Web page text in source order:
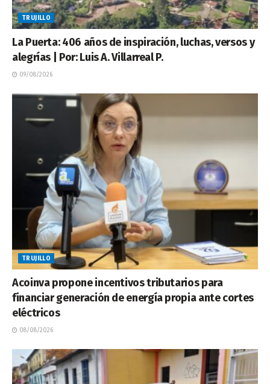
TRUJILLO
La Puerta: 406 años de inspiración, luchas, versos y
alegrías | Por: Luis A. Villarreal P.
09/08/2026
TRUJILLO
Acoinva propone incentivos tributarios para
financiar generación de energía propia ante cortes
eléctricos
08/08/2026